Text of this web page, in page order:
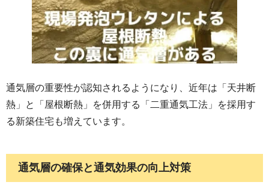
通気層の重要性が認知されるようになり、近年は「天井断
熱」と「屋根断熱」を併用する「二重通気工法」を採用す
る新築住宅も増えています。
通気層の確保と通気効果の向上対策